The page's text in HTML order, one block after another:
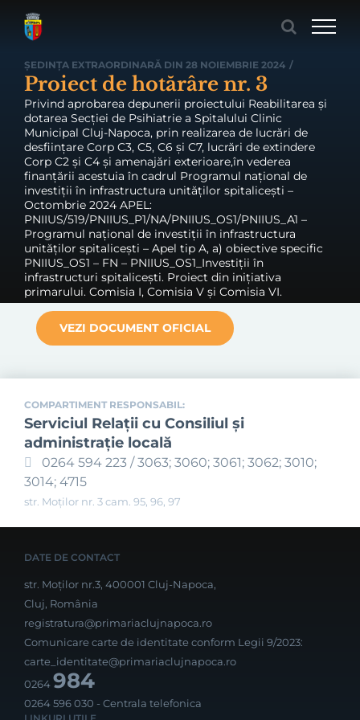
ȘEDINȚA EXTRAORDINARĂ DIN 28 NOIEMBRIE 2024 /
Proiect de hotărâre nr. 3
Privind aprobarea depunerii proiectului Reabilitarea și
dotarea Secției de Psihiatrie a Spitalului Clinic
Municipal Cluj-Napoca, prin realizarea de lucrări de
desființare Corp C3, C5, C6 și C7, lucrări de extindere
Corp C2 și C4 și amenajări exterioare,în vederea
finanțării acestuia în cadrul Programul național de
investiții în infrastructura unităților spitalicești –
Octombrie 2024 APEL:
PNIIUS/519/PNIIUS_P1/NA/PNIIUS_OS1/PNIIUS_A1 –
Programul național de investiții în infrastructura
unităților spitalicești – Apel tip A, a) obiective specific
PNIIUS_OS1 – FN – PNIIUS_OS1_Investiții în
infrastructuri spitalicești. Proiect din inițiativa
primarului. Comisia I, Comisia V și Comisia VI.
VEZI DOCUMENT OFICIAL
COMPARTIMENT RESPONSABIL:
Serviciul Relaţii cu Consiliul şi
administraţie locală
0264 594 223 / 3063; 3060; 3061; 3062; 3010;
3014; 4715
str. Moților nr. 3 cam. 95, 96, 97
DATE DE CONTACT
str. Moților nr.3, 400001 Cluj-Napoca,
Cluj, România
registratura@primariaclujnapoca.ro
Comunicare carte de identitate conform Legii 9/2023:
carte_identitate@primariaclujnapoca.ro
0264984
0264 596 030 - Centrala telefonica